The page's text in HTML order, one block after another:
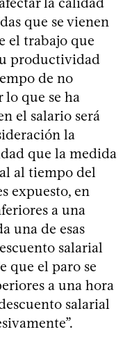
que se vienen
el trabajo que
productividad
de no
que se ha
el salario será
la
que la medida
al tiempo del
expuesto, en
a una
una de esas
salarial
que el paro se
a una hora
salarial